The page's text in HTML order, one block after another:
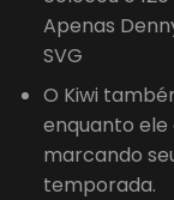
Apenas
SVG
O Kiwi
enquanto ele
marcando
temporada.